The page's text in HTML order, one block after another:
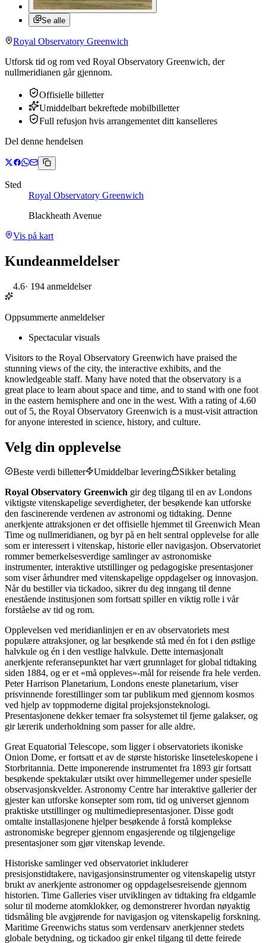
Se alle
Royal Observatory Greenwich
Utforsk tid og rom ved Royal Observatory Greenwich, der
nullmeridianen går gjennom.
Offisielle billetter
Umiddelbart bekreftede mobilbilletter
Full refusjon hvis arrangementet ditt kanselleres
Del denne hendelsen
Sted
Royal Observatory Greenwich
Blackheath Avenue
Vis på kart
Kundeanmeldelser
4.6· 194 anmeldelser
Oppsummerte anmeldelser
Spectacular visuals
Visitors to the Royal Observatory Greenwich have praised the
stunning views of the city, the interactive exhibits, and the
knowledgeable staff. Many have noted that the observatory is a
great place to learn about space and time, and to stand with one foot
in the eastern hemisphere and one in the west. With a rating of 4.60
out of 5, the Royal Observatory Greenwich is a must-visit attraction
for anyone interested in science, history, and culture.
Velg din opplevelse
Beste verdi billetter Umiddelbar levering
Sikker betaling
Royal Observatory Greenwich gir deg tilgang til en av Londons
viktigste vitenskapelige severdigheter, der besøkende kan utforske
den fascinerende verdenen av astronomi og tidtaking. Denne
anerkjente attraksjonen er det offisielle hjemmet til Greenwich Mean
Time og nullmeridianen, og byr på en helt sentral opplevelse for alle
som er interessert i vitenskap, historie eller navigasjon. Observatoriet
rommer bemerkelsesverdige samlinger av astronomiske
instrumenter, interaktive utstillinger og pedagogiske presentasjoner
som viser århundrer med vitenskapelige oppdagelser og innovasjon.
Når du bestiller via tickadoo, sikrer du deg inngang til denne
enestående institusjonen som fortsatt spiller en viktig rolle i vår
forståelse av tid og rom.
Opplevelsen ved meridianlinjen er en av observatoriets mest
populære attraksjoner, og lar besøkende stå med én fot i den østlige
halvkule og én i den vestlige halvkule. Dette internasjonalt
anerkjente referansepunktet har vært grunnlaget for global tidtaking
siden 1884, og er et «må oppleves»-mål for reisende fra hele verden.
Peter Harrison Planetarium, Londons eneste planetarium, viser
prisvinnende forestillinger som tar publikum med gjennom kosmos
ved hjelp av toppmoderne digital projeksjonsteknologi.
Presentasjonene dekker temaer fra solsystemet til fjerne galakser, og
gir lærerik underholdning som passer for alle aldre.
Great Equatorial Telescope, som ligger i observatoriets ikoniske
Onion Dome, er fortsatt et av de største historiske linseteleskopene i
Storbritannia. Dette imponerende instrumentet fra 1893 gir fortsatt
besøkende spektakulær utsikt over himmellegemer under spesielle
observasjonskvelder. Astronomy Centre har interaktive gallerier der
gjester kan utforske konsepter som rom, tid og universet gjennom
praktiske utstillinger og multimediepresentasjoner. Disse godt
omtalte installasjonene hjelper besøkende å forstå komplekse
astronomiske begreper gjennom engasjerende og tilgjengelige
presentasjoner som gjør vitenskap levende.
Historiske samlinger ved observatoriet inkluderer
presisjonstidtakere, navigasjonsinstrumenter og vitenskapelig utstyr
brukt av anerkjente astronomer og oppdagelsesreisende gjennom
historien. Time Galleries viser utviklingen av tidtaking fra eldgamle
solur til moderne atomklokker, og demonstrerer hvordan nøyaktig
tidsmåling ble avgjørende for navigasjon og vitenskapelig forskning.
Maritime Greenwichs status som verdensarv anerkjenner stedets
globale betydning, og tickadoo gir enkel tilgang til dette feirede